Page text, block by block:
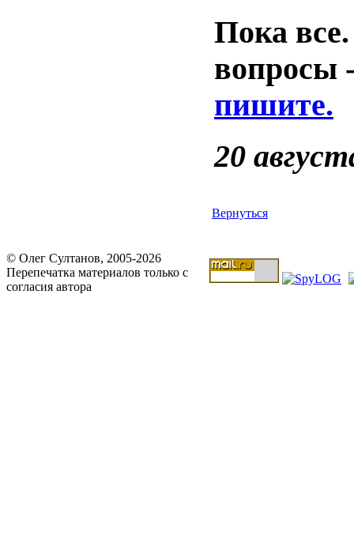
Пока
вопросы
пишите.
20
Вернуться
© Олег Султанов, 2005-2026
Перепечатка материалов только с
согласия автора